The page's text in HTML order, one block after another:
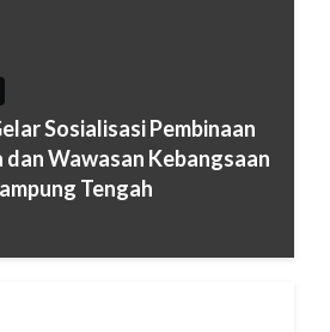
Sosialisasi Pembinaan
Wawasan Kebangsaan
Tengah